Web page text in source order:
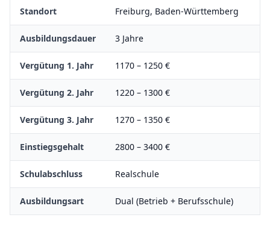
Standort Freiburg, Baden-Württemberg
Ausbildungsdauer 3 Jahre
Vergütung 1. Jahr 1170 – 1250 €
Vergütung 2. Jahr 1220 – 1300 €
Vergütung 3. Jahr 1270 – 1350 €
Einstiegsgehalt 2800 – 3400 €
Schulabschluss Realschule
Ausbildungsart Dual (Betrieb + Berufsschule)